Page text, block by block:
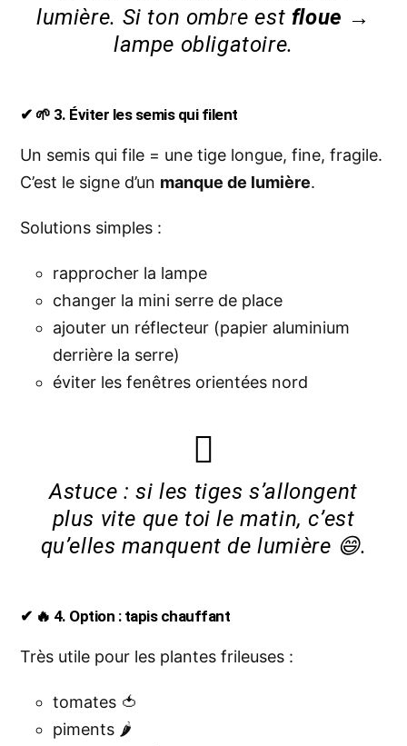
lumière. Si ton ombre est floue →
lampe obligatoire.
✔ 🌱 3. Éviter les semis qui filent
Un semis qui file = une tige longue, fine, fragile.
C’est le signe d’un manque de lumière.
Solutions simples :
rapprocher la lampe
changer la mini serre de place
ajouter un réflecteur (papier aluminium
derrière la serre)
éviter les fenêtres orientées nord
Astuce : si les tiges s’allongent
plus vite que toi le matin, c’est
qu’elles manquent de lumière 😄.
✔ 🔥 4. Option : tapis chauffant
Très utile pour les plantes frileuses :
tomates 🍅
piments 🌶️